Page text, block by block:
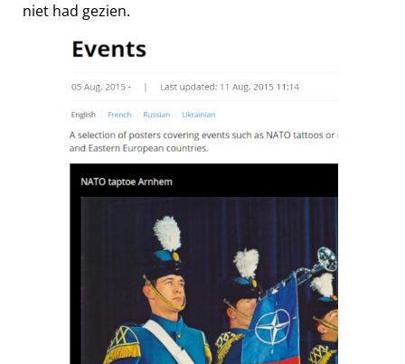
niet had gezien.